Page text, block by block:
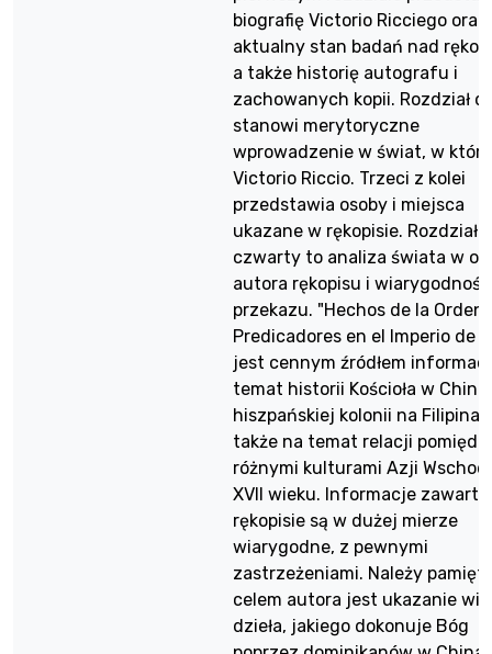
biografię Victorio Ricciego oraz
aktualny stan badań nad
a także historię autografu i
zachowanych kopii. Rozdział
stanowi merytoryczne
wprowadzenie w świat, w
Victorio Riccio. Trzeci z kolei
przedstawia osoby i miejsca
ukazane w rękopisie. Rozdział
czwarty to analiza świata w
autora rękopisu i
przekazu. "Hechos de la Orden
Predicadores en el Imperio de
jest cennym źródłem
temat historii Kościoła w
hiszpańskiej kolonii na
także na temat relacji
różnymi kulturami Azji
XVII wieku. Informacje
rękopisie są w dużej mierze
wiarygodne, z pewnymi
zastrzeżeniami. Należy
celem autora jest ukazanie
dzieła, jakiego dokonuje Bóg